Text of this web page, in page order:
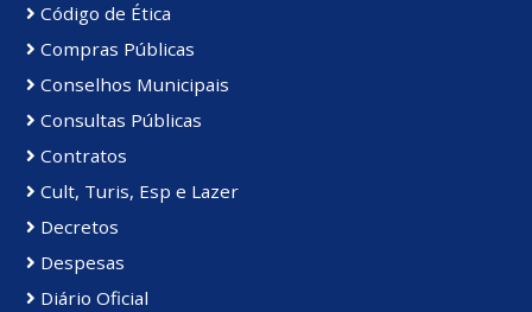
Código de Ética
Compras Públicas
Conselhos Municipais
Consultas Públicas
Contratos
Cult, Turis, Esp e Lazer
Decretos
Despesas
Diário Oficial